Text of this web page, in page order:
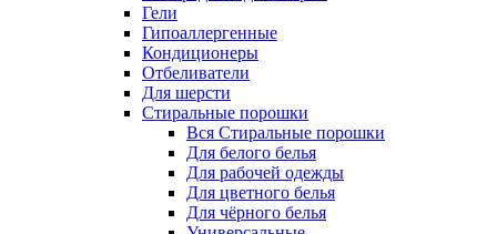
Гели
Гипоаллергенные
Кондиционеры
Отбеливатели
Для шерсти
Стиральные порошки
Вся Стиральные порошки
Для белого белья
Для рабочей одежды
Для цветного белья
Для чёрного белья